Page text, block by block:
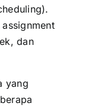
dan
yang